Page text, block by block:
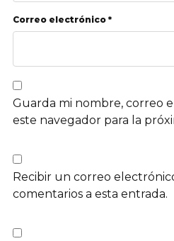
Correo electrónico *
Guarda mi nombre, correo
este navegador para la
Recibir un correo
comentarios a esta entrada.